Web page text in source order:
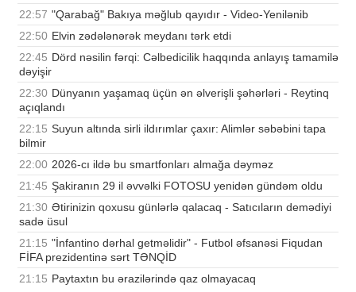
22:57 "Qarabağ" Bakıya məğlub qayıdır - Video-Yenilənib
22:50 Elvin zədələnərək meydanı tərk etdi
22:45 Dörd nəsilin fərqi: Cəlbedicilik haqqında anlayış tamamilə
dəyişir
22:30 Dünyanın yaşamaq üçün ən əlverişli şəhərləri - Reytinq
açıqlandı
22:15 Suyun altında sirli ildırımlar çaxır: Alimlər səbəbini tapa
bilmir
22:00 2026-cı ildə bu smartfonları almağa dəyməz
21:45 Şakiranın 29 il əvvəlki FOTOSU yenidən gündəm oldu
21:30 Ətirinizin qoxusu günlərlə qalacaq - Satıcıların demədiyi
sadə üsul
21:15 "İnfantino dərhal getməlidir" - Futbol əfsanəsi Fiqudan
FİFA prezidentinə sərt TƏNQİD
21:15 Paytaxtın bu ərazilərində qaz olmayacaq